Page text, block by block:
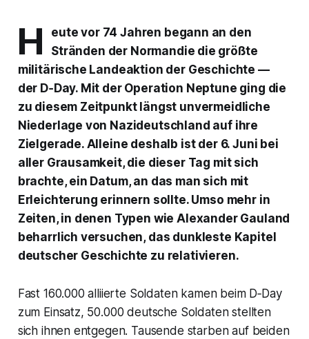
H
eute vor 74 Jahren begann an den
Stränden der Normandie die größte
militärische Landeaktion der Geschichte —
der D‑Day. Mit der Operation Neptune ging die
zu diesem Zeitpunkt längst unvermeidliche
Niederlage von Nazideutschland auf ihre
Zielgerade. Alleine deshalb ist der 6. Juni bei
aller Grausamkeit, die dieser Tag mit sich
brachte, ein Datum, an das man sich mit
Erleichterung erinnern sollte. Umso mehr in
Zeiten, in denen Typen wie Alexander Gauland
beharrlich versuchen, das dunkleste Kapitel
deutscher Geschichte zu relativieren.
Fast 160.000 alliierte Soldaten kamen beim D‑Day
zum Einsatz, 50.000 deutsche Soldaten stellten
sich ihnen entgegen. Tausende starben auf beiden